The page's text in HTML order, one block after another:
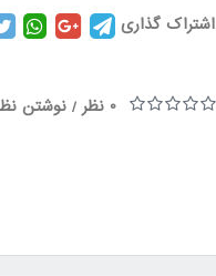
اشتراک گذاری
0 نظر /نوشتن